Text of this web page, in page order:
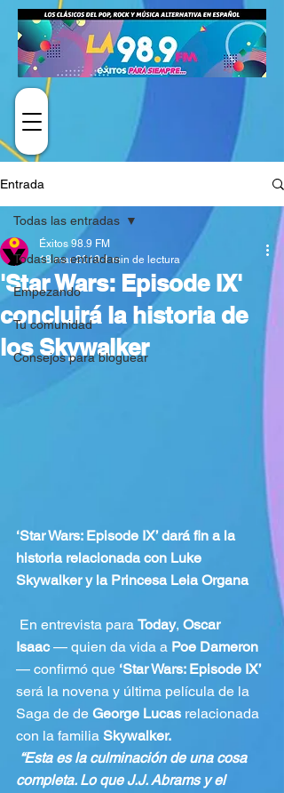
Entrada
Todas las entradas
Empezando
Tu comunidad
Consejos para bloguear
Todas las entradas
'Star Wars: Episode IX'
concluirá la historia de
los Skywalker
Éxitos 98.9 FM
18 mar 2019 1 min de lectura
‘Star Wars: Episode IX’ dará fin a la
historia relacionada con Luke
Skywalker y la Princesa Leia Organa
En entrevista para Today, Oscar
Isaac — quien da vida a Poe Dameron
— confirmó que ‘Star Wars: Episode IX’
será la novena y última película de la
Saga de de George Lucas relacionada
con la familia Skywalker.
“Esta es la culminación de una cosa
completa. Lo que J.J. Abrams y el